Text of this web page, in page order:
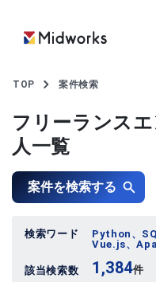
TOP 案件検索
フリーランス
人一覧
案件を検索する
検索ワード
Python、
Vue.js、
該当検索数 1,384件